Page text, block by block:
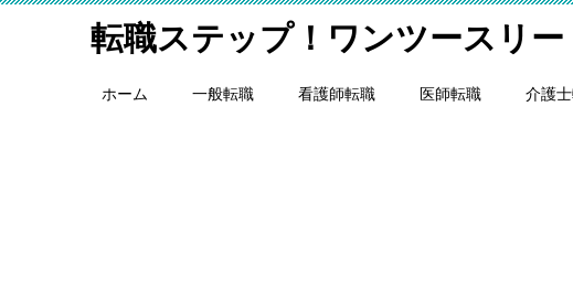
転職ステップ！ワンツースリー
ホーム 一般転職 看護師転職 医師転職 介護